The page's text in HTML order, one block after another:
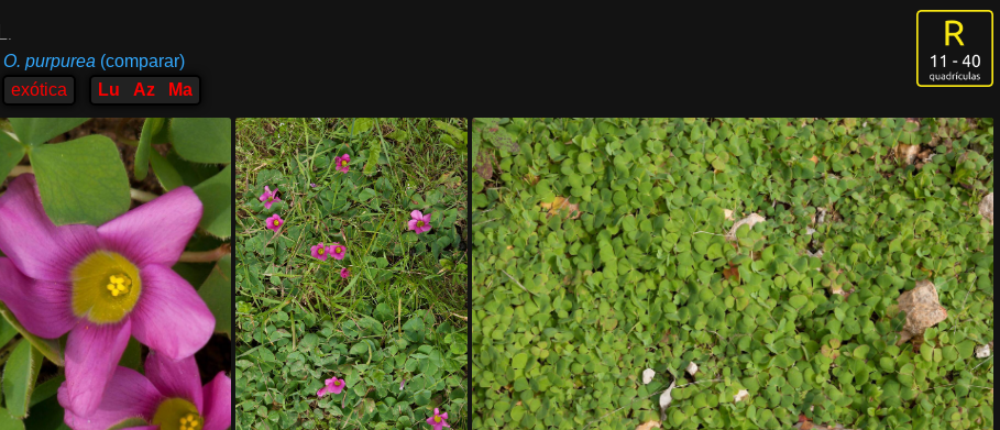
O. purpurea (comparar)
exótica Lu Az Ma